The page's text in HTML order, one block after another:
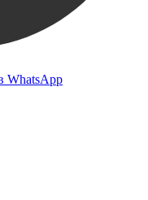
WhatsApp